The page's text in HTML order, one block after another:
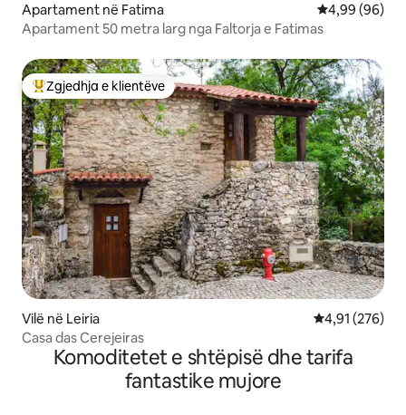
Apartament në Fatima Vlerësimi
4,99 (96)
Apartament 50 metra larg nga Faltorja e Fatimas
Më të mirat e zgjedhjeve të klientëve
Zgjedhja e klientëve
Vilë në Leiria Vlerësimi
4,91 (276)
Casa das Cerejeiras
Komoditetet e shtëpisë dhe tarifa
fantastike mujore